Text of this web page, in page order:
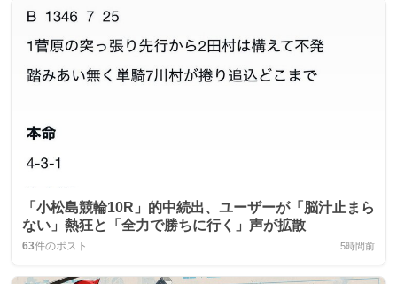
「小松島競輪10R」的中続出、ユーザーが「脳汁止まら
ない」熱狂と「全力で勝ちに行く」声が拡散
63件のポスト 5時間前